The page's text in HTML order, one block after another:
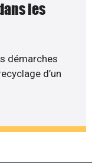
les
démarches
d’un